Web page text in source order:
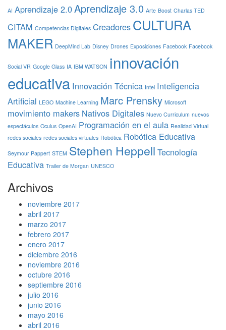
AI Aprendizaje 2.0Aprendizaje 3.0 Arte Boost Charlas TED
CITAM Competencias Digitales Creadores CULTURA
MAKER DeepMind Lab Disney Drones Exposiciones Facebook Facebook
Social VR Google Glass IA IBM WATSON innovación
educativa Innovación Técnica Intel Inteligencia
Artificial LEGO Machine Learning Marc Prensky Microsoft
movimiento makers Nativos Digitales Nuevo Curriculum nuevos
espectáculos Oculus OpenAI Programación en el aula Realidad Virtual
redes sociales redes sociales virtuales Robótica Robótica Educativa
Seymour Pappert STEM Stephen Heppell Tecnología
Educativa Trailer de Morgan UNESCO
Archivos
noviembre 2017
abril 2017
marzo 2017
febrero 2017
enero 2017
diciembre 2016
noviembre 2016
octubre 2016
septiembre 2016
julio 2016
junio 2016
mayo 2016
abril 2016